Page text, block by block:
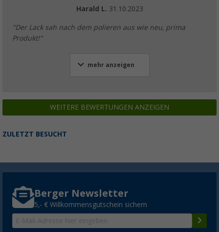
Harald L. 31.10.2023
"Der Lack sah nach dem polieren aus wie neu, prima
Produkt!"
mehr anzeigen
WEITERE BEWERTUNGEN ANZEIGEN
ZULETZT BESUCHT
Berger Newsletter
5,- € Willkommensgutschein sichern